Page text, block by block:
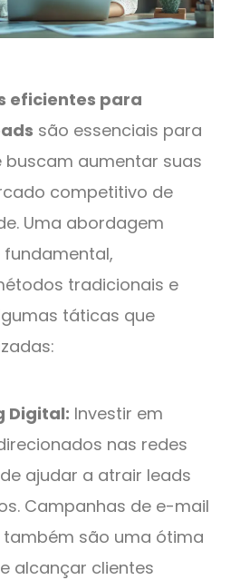
eficientes para
são essenciais para
buscam aumentar suas
competitivo de
Uma abordagem
tradicionais e
táticas que
Digital: Investir em
nas redes
ajudar a atrair leads
Campanhas de e-mail
são uma ótima
alcançar clientes